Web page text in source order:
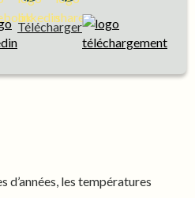
Télécharger
d’années, les températures